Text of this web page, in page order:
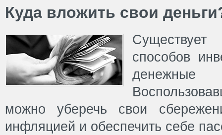
Куда вложить свои
Существует
способов
можно уберечь свои
инфляцией и обеспечить себе